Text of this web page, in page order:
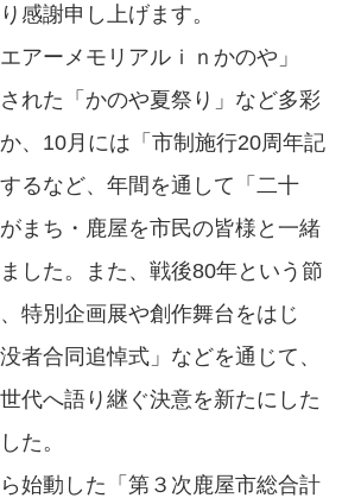
感謝申し上げます。
アーメモリアルｉｎかのや」
れた「かのや夏祭り」など多彩
、10月には「市制施行20周年記
るなど、年間を通して「二十
まち・鹿屋を市民の皆様と一緒
した。また、戦後80年という節
特別企画展や創作舞台をはじ
者合同追悼式」などを通じて、
代へ語り継ぐ決意を新たにした
た。
始動した「第３次鹿屋市総合計